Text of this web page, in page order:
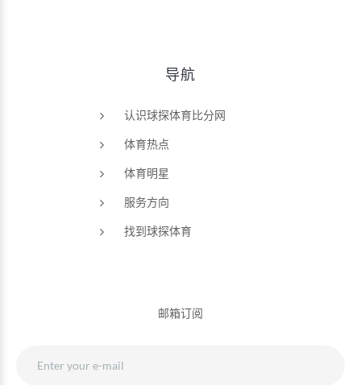
导航
认识球探体育比分网
体育热点
体育明星
服务方向
找到球探体育
邮箱订阅